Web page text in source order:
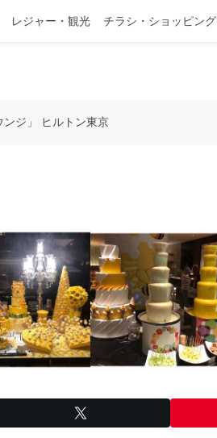
レジャー・観光 チラシ・ショッピング
ンジ」 ヒルトン東京